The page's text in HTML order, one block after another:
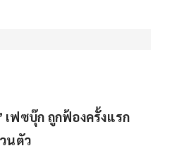
เฟซบุ๊ก ถูกฟ้องครั้งแรก
นตัว